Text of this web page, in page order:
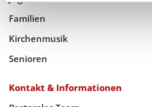
Familien
Kirchenmusik
Senioren
Kontakt & Informationen